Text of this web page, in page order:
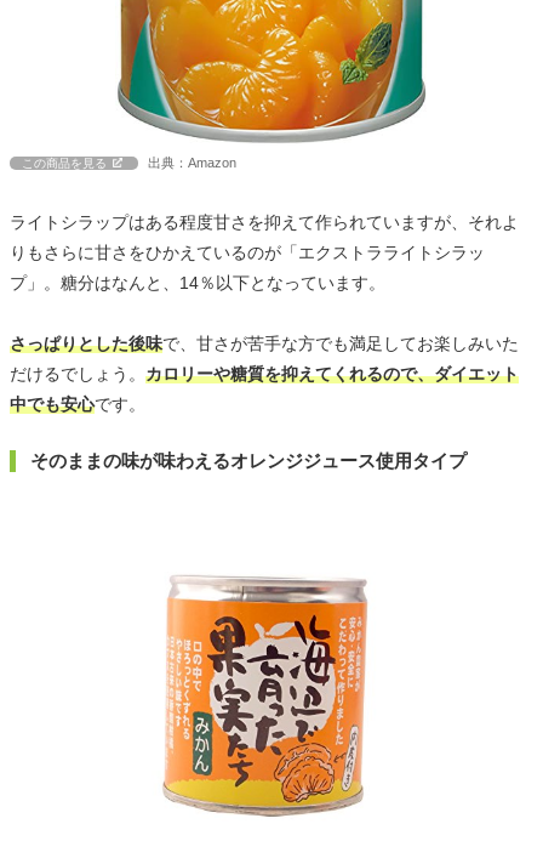
この商品を見る 出典：Amazon
ライトシラップはある程度甘さを抑えて作られていますが、それよ
りもさらに甘さをひかえているのが「エクストラライトシラッ
プ」。糖分はなんと、14％以下となっています。
さっぱりとした後味で、甘さが苦手な方でも満足してお楽しみいた
だけるでしょう。 カロリーや糖質を抑えてくれるので、ダイエット
中でも安心です。
そのままの味が味わえるオレンジジュース使用タイプ